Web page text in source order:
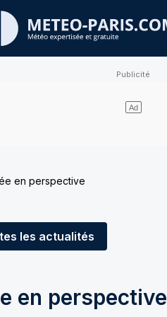
en perspective
les actualités
en perspective